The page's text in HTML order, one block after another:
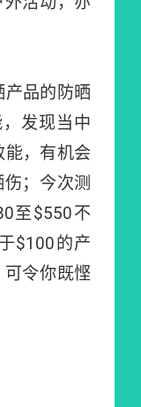
品的防晒
发现当中
，有机会
；今次测
至$550不
$100的产
令你既悭